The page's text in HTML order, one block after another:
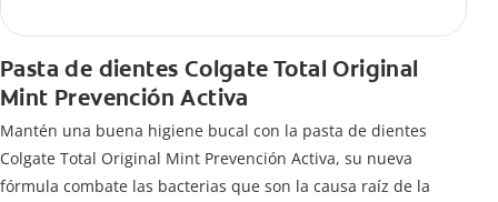
Pasta de dientes Colgate Total Original
Mint Prevención Activa
Mantén una buena higiene bucal con la pasta de dientes
Colgate Total Original Mint Prevención Activa, su nueva
fórmula combate las bacterias que son la causa raíz de la